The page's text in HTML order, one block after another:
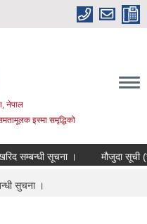
नेपाल
इस्मा समृद्धिको
सूचना । मौजुदा सूची
सुचना ।